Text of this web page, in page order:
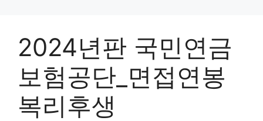
2024년판 국민연금
보험공단_면접연봉
복리후생